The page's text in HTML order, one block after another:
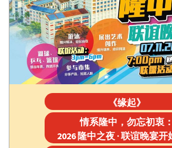
《缘起》
情系隆中，勿忘初衷：
2026 隆中之夜 · 联谊晚宴开